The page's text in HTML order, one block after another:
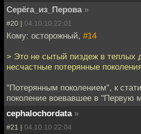
Серёга_из_Перова »
#20 | 04.10.10 22:01
Кому: осторожный, #14
> Это не сытый пиздеж в теплых
несчастные потерянные
"Потерянным поколением", к
поколение воевавшее в "Первую
cephalochordata »
#21 | 04.10.10 22:04